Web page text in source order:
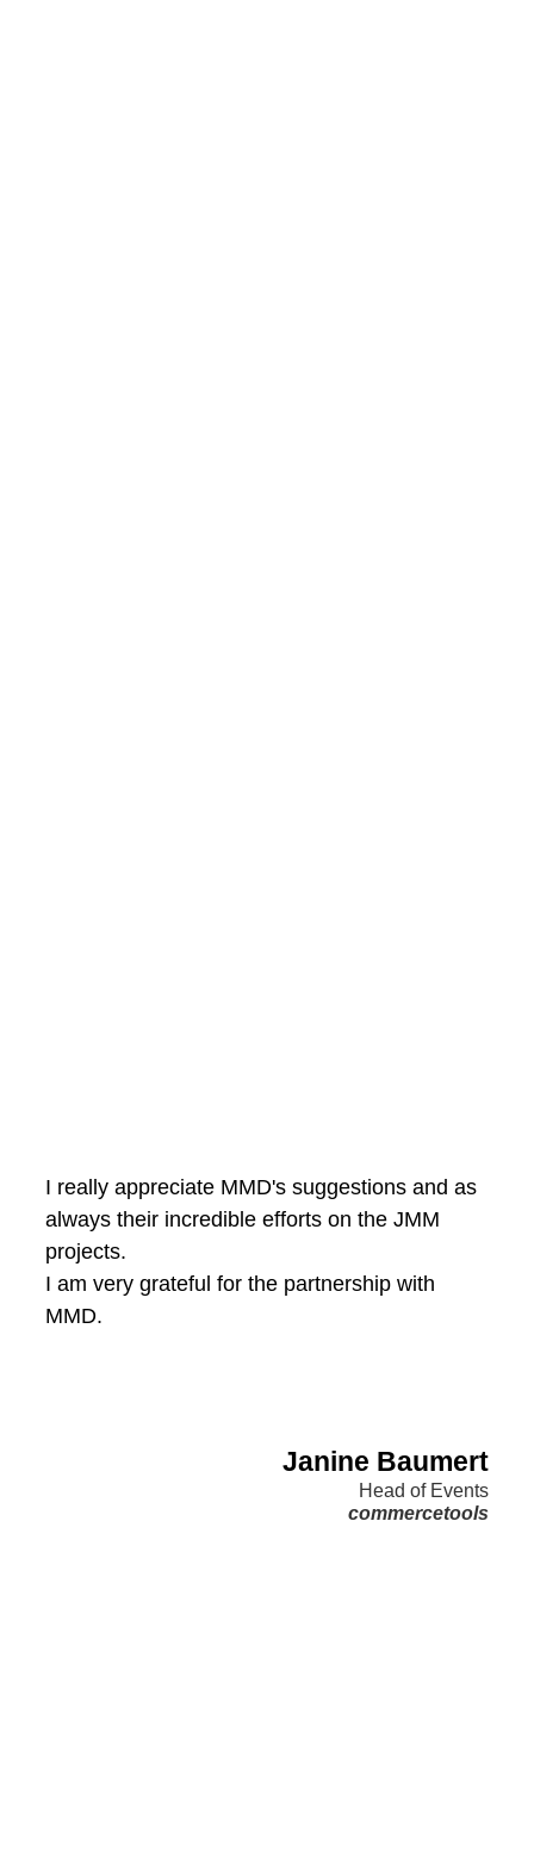
I really appreciate MMD's suggestions and as
always their incredible efforts on the JMM
projects.
I am very grateful for the partnership with
MMD.
Janine Baumert
Head of Events
commercetools